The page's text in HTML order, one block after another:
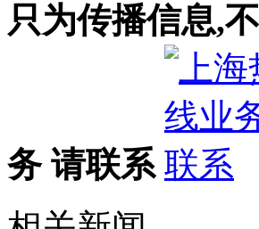
只为传播信息,
务 请联系